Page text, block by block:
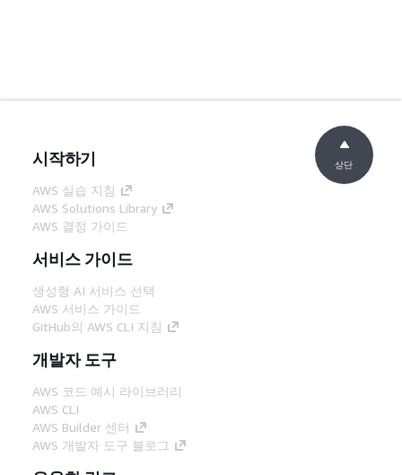
시작하기
AWS 실습 지침
AWS Solutions Library
AWS 결정 가이드
서비스 가이드
생성형 AI 서비스 선택
AWS 서비스 가이드
GitHub의 AWS CLI 지침
개발자 도구
AWS 코드 예시 라이브러리
AWS CLI
AWS Builder 센터
AWS 개발자 도구 블로그
상단